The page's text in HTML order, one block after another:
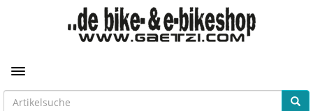
Toggle navigation